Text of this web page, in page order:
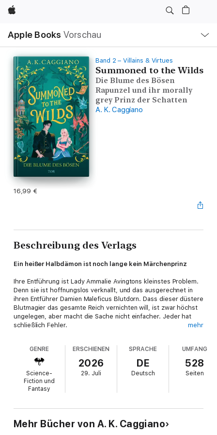
Apple
Apple Books Vorschau
Navigation
Menü
öffnen
Band 2 – Villains & Virtues
Summoned to the Wilds
Die Blume des Bösen
Rapunzel und ihr morally
grey Prinz der Schatten
A. K. Caggiano
16,99 €
Beschreibung des Verlags
Ein heißer Halbdämon ist noch lange kein Märchenprinz
Ihre Entführung ist Lady Ammalie Avingtons kleinstes Problem.
Denn sie ist hoffnungslos verknallt, und das ausgerechnet in
ihren Entführer Damien Maleficus Blutdorn. Dass dieser düstere
Blutmagier das gesamte Reich vernichten will, ist zwar höchst
ungelegen, aber macht die Sache nicht einfacher. Jeder hat
schließlich Fehler.
verführerischen Vampiren und esoterischen Hexen, erkennt
Amma endlich, dass hinter Damiens düsterer Fassade wirklich
ein weiches Herz schlägt. Doch als sie ihre eigenen magischen
Kräfte entdeckt, muss Amma sich entscheiden: Rettet sie das
Reich oder folgt sie ihrem Herzen in den Abgrund?
mehr
GENRE
Science-
Fiction und
Fantasy
ERSCHIENEN
2026
29. Juli
SPRACHE
DE
Deutsch
UMFANG
528
Seiten
Mehr Bücher von A. K. Caggiano